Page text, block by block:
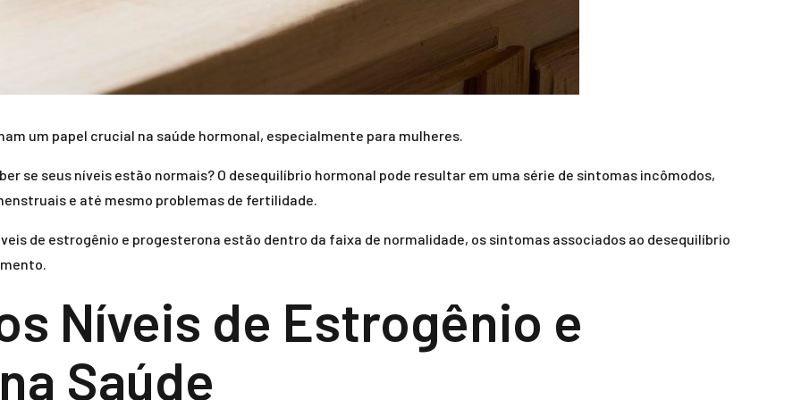
um papel crucial na saúde hormonal, especialmente para mulheres.
se seus níveis estão normais? O desequilíbrio hormonal pode resultar em uma série de sintomas incômodos,
e até mesmo problemas de fertilidade.
de estrogênio e progesterona estão dentro da faixa de normalidade, os sintomas associados ao desequilíbrio
Níveis de Estrogênio e
Saúde